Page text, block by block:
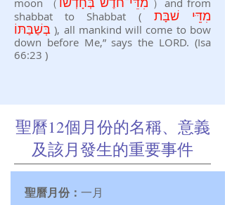
moon （ מִדֵּי־חֹדֶשׁ֙ בְּחָדְשׁוֹ ）and from
shabbat to Shabbat (
מִדֵֵּּי שׁבָּת
בְּשַׁבַּתּוֹ
), all mankind will come to bow
down before Me,” says the LORD. (Isa
66:23 )
​聖曆12個月份的名稱、意義
及該月發生的重要事件
聖曆月份： 一月